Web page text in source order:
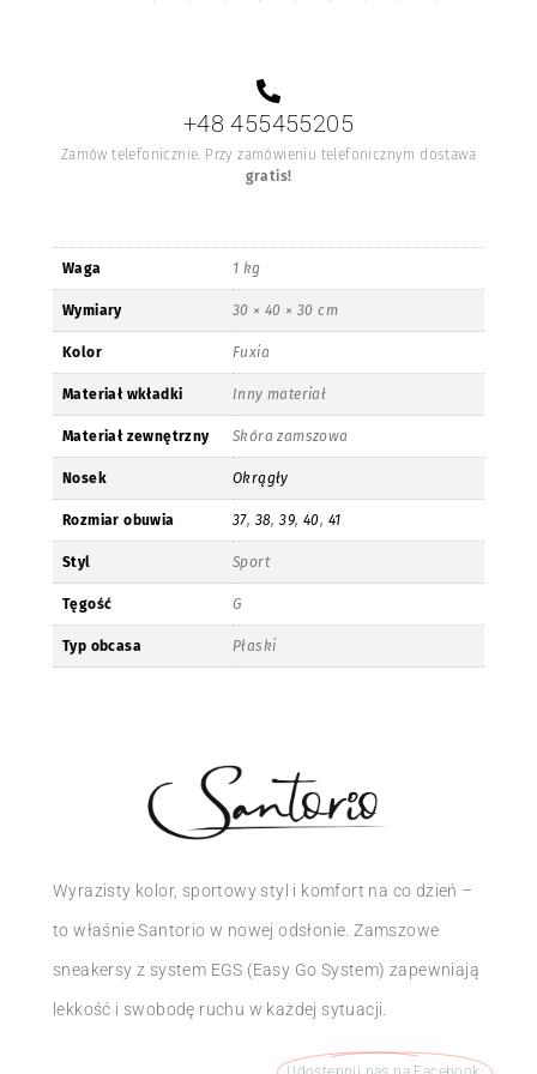
+48 455455205
Zamów telefonicznie. Przy zamówieniu telefonicznym dostawa
gratis!
Waga 1 kg
Wymiary 30 × 40 × 30 cm
Kolor Fuxia
Materiał wkładki Inny materiał
Materiał zewnętrzny Skóra zamszowa
Nosek Okrągły
Rozmiar obuwia 37, 38,39, 40, 41
Styl Sport
Tęgość G
Typ obcasa Płaski
Wyrazisty kolor, sportowy styl i komfort na co dzień –
to właśnie Santorio w nowej odsłonie. Zamszowe
sneakersy z system EGS (Easy Go System) zapewniają
lekkość i swobodę ruchu w każdej sytuacji.